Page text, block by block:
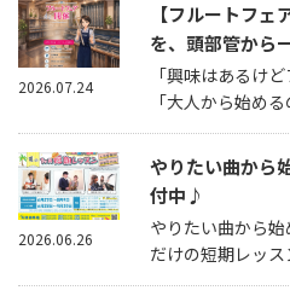
【フルートフ
を、頭部管から
「興味はあるけ
「大人から始め
2026.07.24
やりたい曲から
付中♪
やりたい曲から
だけの短期レッ
2026.06.26